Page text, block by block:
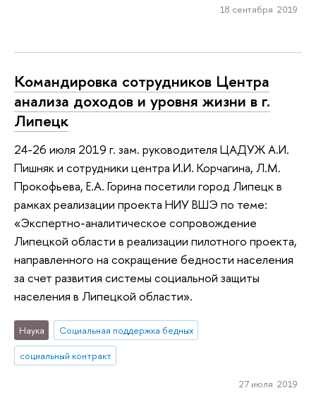
18 сентября 2019
Командировка сотрудников Центра
анализа доходов и уровня жизни в г.
Липецк
24-26 июля 2019 г. зам. руководителя ЦАДУЖ А.И.
Пишняк и сотрудники центра И.И. Корчагина, Л.М.
Прокофьева, Е.А. Горина посетили город Липецк в
рамках реализации проекта НИУ ВШЭ по теме:
«Экспертно-аналитическое сопровождение
Липецкой области в реализации пилотного проекта,
направленного на сокращение бедности населения
за счет развития системы социальной защиты
населения в Липецкой области».
Наука
Социальная поддержка бедных
социальный контракт
27 июля 2019